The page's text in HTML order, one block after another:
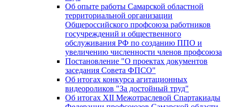
Об опыте работы Самарской областной
территориальной организации
Общероссийского профсоюза работников
госучреждений и общественного
обслуживания РФ по созданию ППО и
увеличению численности членов профсоюза
Постановление "О проектах документов
заседания Совета ФПСО"
Об итогах конкурса агитационных
видеороликов "За достойный труд"
Об итогах XII Межотраслевой Спартакиады